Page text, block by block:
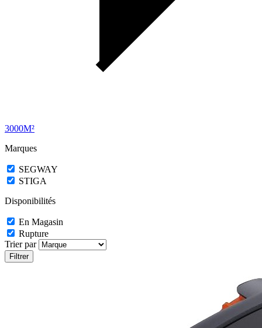
3000M²
Marques
SEGWAY
STIGA
Disponibilités
En Magasin
Rupture
Trier par
Filtrer